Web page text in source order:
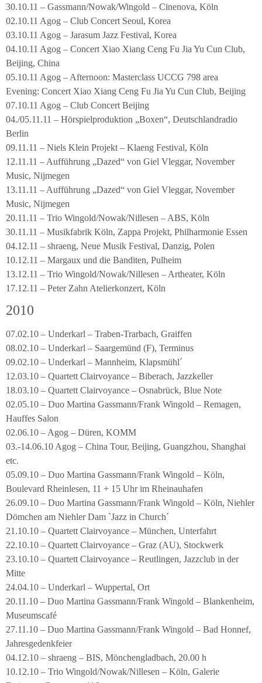
30.10.11 – Gassmann/Nowak/Wingold – Cinenova, Köln
02.10.11 Agog – Club Concert Seoul, Korea
03.10.11 Agog – Jarasum Jazz Festival, Korea
04.10.11 Agog – Concert Xiao Xiang Ceng Fu Jia Yu Cun Club,
Beijing, China
05.10.11 Agog – Afternoon: Masterclass UCCG 798 area
Evening: Concert Xiao Xiang Ceng Fu Jia Yu Cun Club, Beijing
07.10.11 Agog – Club Concert Beijing
04./05.11.11 – Hörspielproduktion „Boxen“, Deutschlandradio
Berlin
09.11.11 – Niels Klein Projekt – Klaeng Festival, Köln
12.11.11 – Aufführung „Dazed“ von Giel Vleggar, November
Music, Nijmegen
13.11.11 – Aufführung „Dazed“ von Giel Vleggar, November
Music, Nijmegen
20.11.11 – Trio Wingold/Nowak/Nillesen – ABS, Köln
30.11.11 – Musikfabrik Köln, Zappa Projekt, Philharmonie Essen
04.12.11 – shraeng, Neue Musik Festival, Danzig, Polen
10.12.11 – Margaux und die Banditen, Pulheim
13.12.11 – Trio Wingold/Nowak/Nillesen – Artheater, Köln
17.12.11 – Peter Zahn Atelierkonzert, Köln
2010
07.02.10 – Underkarl – Traben-Trarbach, Graiffen
08.02.10 – Underkarl – Saargemünd (F), Terminus
09.02.10 – Underkarl – Mannheim, Klapsmühl´
12.03.10 – Quartett Clairvoyance – Biberach, Jazzkeller
18.03.10 – Quartett Clairvoyance – Osnabrück, Blue Note
02.05.10 – Duo Martina Gassmann/Frank Wingold – Remagen,
Hauffes Salon
02.06.10 – Agog – Düren, KOMM
03.-14.06.10 Agog – China Tour, Beijing, Guangzhou, Shanghai
etc.
05.09.10 – Duo Martina Gassmann/Frank Wingold – Köln,
Boulevard Rheinlesen, 11 + 15 Uhr im Rheinauhafen
26.09.10 – Duo Martina Gassmann/Frank Wingold – Köln, Niehler
Dömchen am Niehler Dam `Jazz in Church´
21.10.10 – Quartett Clairvoyance – München, Unterfahrt
22.10.10 – Quartett Clairvoyance – Graz (AU), Stockwerk
23.10.10 – Quartett Clairvoyance – Reutlingen, Jazzclub in der
Mitte
24.04.10 – Underkarl – Wuppertal, Ort
20.11.10 – Duo Martina Gassmann/Frank Wingold – Blankenheim,
Museumscafé
27.11.10 – Duo Martina Gassmann/Frank Wingold – Bad Honnef,
Jahresgedenkfeier
04.12.10 – shraeng – BIS, Mönchengladbach, 20.00 h
10.12.10 – Trio Wingold/Nowak/Nillesen – Köln, Galerie